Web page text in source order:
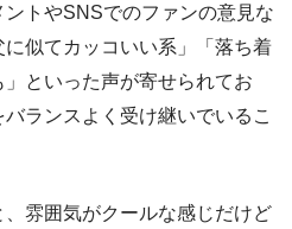
トやSNSでのファンの意見な
似てカッコいい系」「落ち着
といった声が寄せられてお
ランスよく受け継いでいるこ
雰囲気がクールな感じだけど